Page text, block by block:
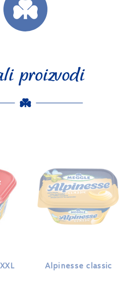
proizvodi
Alpinesse classic